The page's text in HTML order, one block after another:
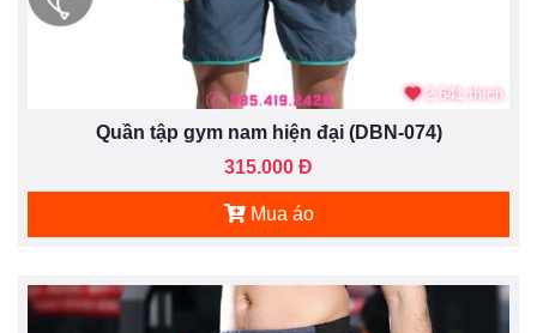
2.641 thích
Quần tập gym nam hiện đại (DBN-074)
315.000 Đ
Mua áo